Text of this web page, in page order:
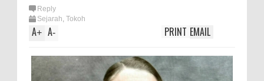
Reply
Sejarah, Tokoh
A+ A- EMAIL
PRINT